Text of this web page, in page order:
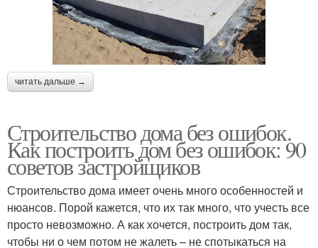
читать дальше →
Строительство дома без ошибок.
Как построить дом без ошибок: 90
советов застройщиков
Строительство дома имеет очень много особенностей и
нюансов. Порой кажется, что их так много, что учесть все
просто невозможно. А как хочется, построить дом так,
чтобы ни о чем потом не жалеть – не спотыкаться на